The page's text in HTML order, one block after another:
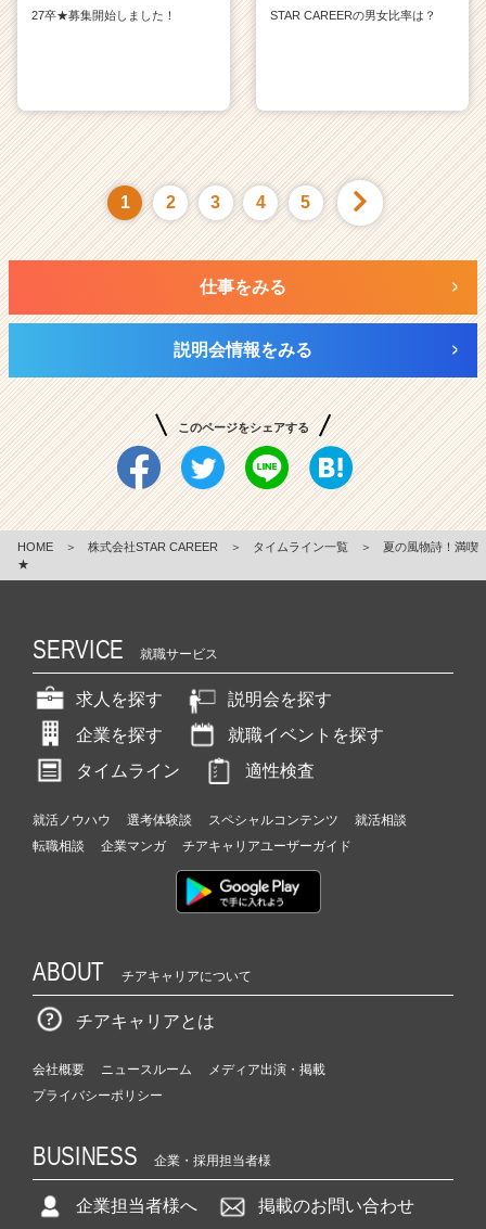
27卒★募集開始しました！
STAR CAREERの男女比率は？
1 2 3 4 5
仕事をみる
説明会情報をみる
このページをシェアする
HOME ＞ 株式会社STAR CAREER ＞ タイムライン一覧 ＞
夏の風物詩！満喫
★
SERVICE 就職サービス
求人を探す
説明会を探す
企業を探す
就職イベントを探す
タイムライン
適性検査
就活ノウハウ 選考体験談 スペシャルコンテンツ
就活相談
転職相談
企業マンガ チアキャリアユーザーガイド
ABOUT チアキャリアについて
チアキャリアとは
会社概要 ニュースルーム
メディア出演・掲載
プライバシーポリシー
BUSINESS 企業・採用担当者様
企業担当者様へ 掲載のお問い合わせ